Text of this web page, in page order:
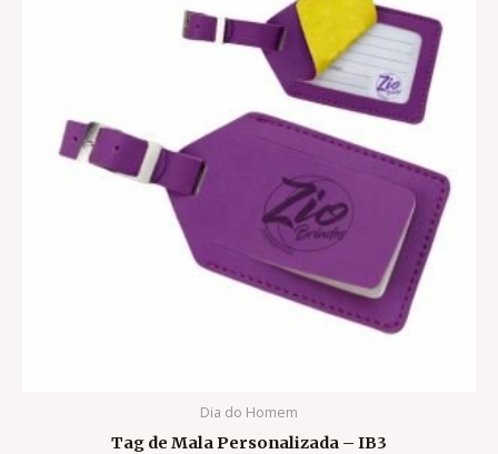
Dia do Homem
Tag de Mala Personalizada – IB3